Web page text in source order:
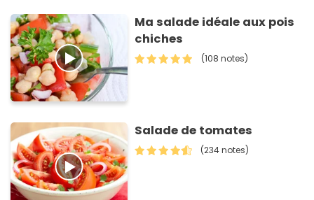
Ma salade idéale aux pois
chiches
(108 notes)
Salade de tomates
(234 notes)